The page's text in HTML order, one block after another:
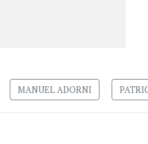
MANUEL ADORNI